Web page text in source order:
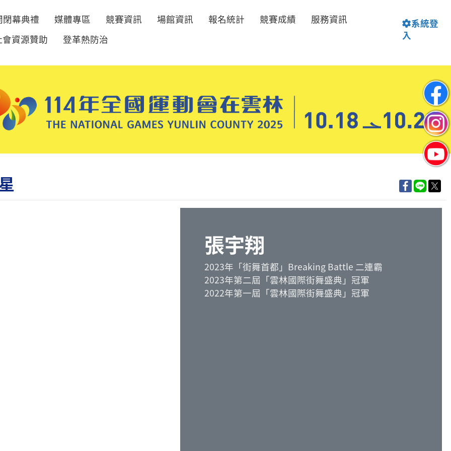
閉幕典禮 媒體專區 競賽資訊 場館資訊 報名統計 競賽成績
服務資訊
會資源贊助
登革熱防治
系統登
入
張宇翔
2023年「街舞首都」Breaking Battle 二連霸
2023年第二屆「雲林國際街舞盛典」冠軍
2022年第一屆「雲林國際街舞盛典」冠軍